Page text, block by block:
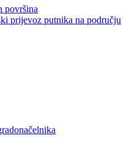
površina
prijevoz putnika na području